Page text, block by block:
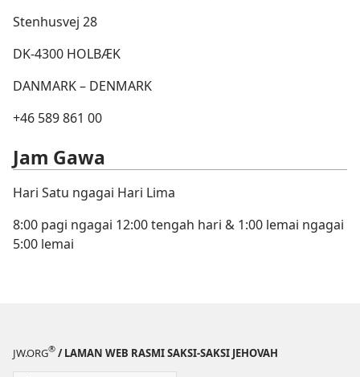
Stenhusvej 28
DK-4300 HOLBÆK
DANMARK – DENMARK
+46 589 861 00
Jam Gawa
Hari Satu ngagai Hari Lima
8:00 pagi ngagai 12:00 tengah hari & 1:00 lemai ngagai
5:00 lemai
JW.ORG® / LAMAN WEB RASMI SAKSI-SAKSI JEHOVAH